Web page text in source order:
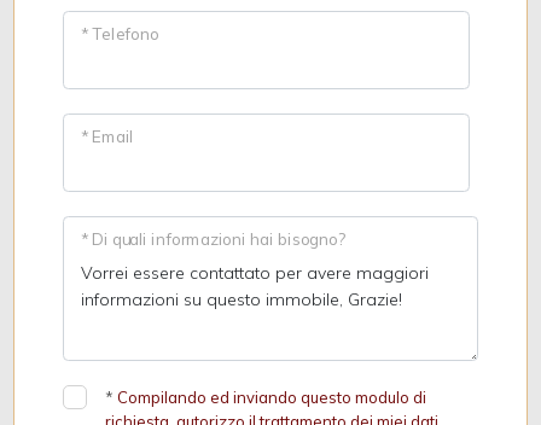
* Telefono
* Email
* Di quali informazioni hai bisogno?
* Compilando ed inviando questo modulo di